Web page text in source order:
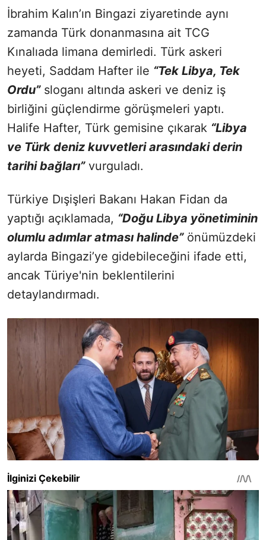
İbrahim Kalın’ın Bingazi ziyaretinde aynı
zamanda Türk donanmasına ait TCG
Kınalıada limana demirledi. Türk askeri
heyeti, Saddam Hafter ile “Tek Libya, Tek
Ordu”sloganı altında askeri ve deniz iş
birliğini güçlendirme görüşmeleri yaptı.
Halife Hafter, Türk gemisine çıkarak “Libya
ve Türk deniz kuvvetleri arasındaki derin
tarihi bağları”vurguladı.
Türkiye Dışişleri Bakanı Hakan Fidan da
yaptığı açıklamada, “Doğu Libya yönetiminin
olumlu adımlar atması halinde”önümüzdeki
aylarda Bingazi’ye gidebileceğini ifade etti,
ancak Türiye'nin beklentilerini
detaylandırmadı.